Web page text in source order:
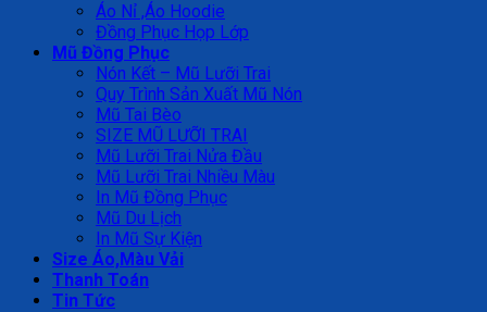
Áo Nỉ ,Áo Hoodie
Đồng Phục Họp Lớp
Mũ Đồng Phục
Nón Kết – Mũ Lưỡi Trai
Quy Trình Sản Xuất Mũ Nón
Mũ Tai Bèo
SIZE MŨ LƯỠI TRAI
Mũ Lưỡi Trai Nửa Đầu
Mũ Lưỡi Trai Nhiều Màu
In Mũ Đồng Phục
Mũ Du Lịch
In Mũ Sự Kiện
Size Áo,Màu Vải
Thanh Toán
Tin Tức